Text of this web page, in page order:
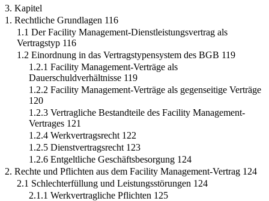
3. Kapitel
1. Rechtliche Grundlagen 116
1.1 Der Facility Management-Dienstleistungsvertrag als
Vertragstyp 116
1.2 Einordnung in das Vertragstypensystem des BGB 119
1.2.1 Facility Management-Verträge als
Dauerschuldverhältnisse 119
1.2.2 Facility Management-Verträge als gegenseitige Verträge
120
1.2.3 Vertragliche Bestandteile des Facility Management-
Vertrages 121
1.2.4 Werkvertragsrecht 122
1.2.5 Dienstvertragsrecht 123
1.2.6 Entgeltliche Geschäftsbesorgung 124
2. Rechte und Pflichten aus dem Facility Management-Vertrag 124
2.1 Schlechterfüllung und Leistungsstörungen 124
2.1.1 Werkvertragliche Pflichten 125